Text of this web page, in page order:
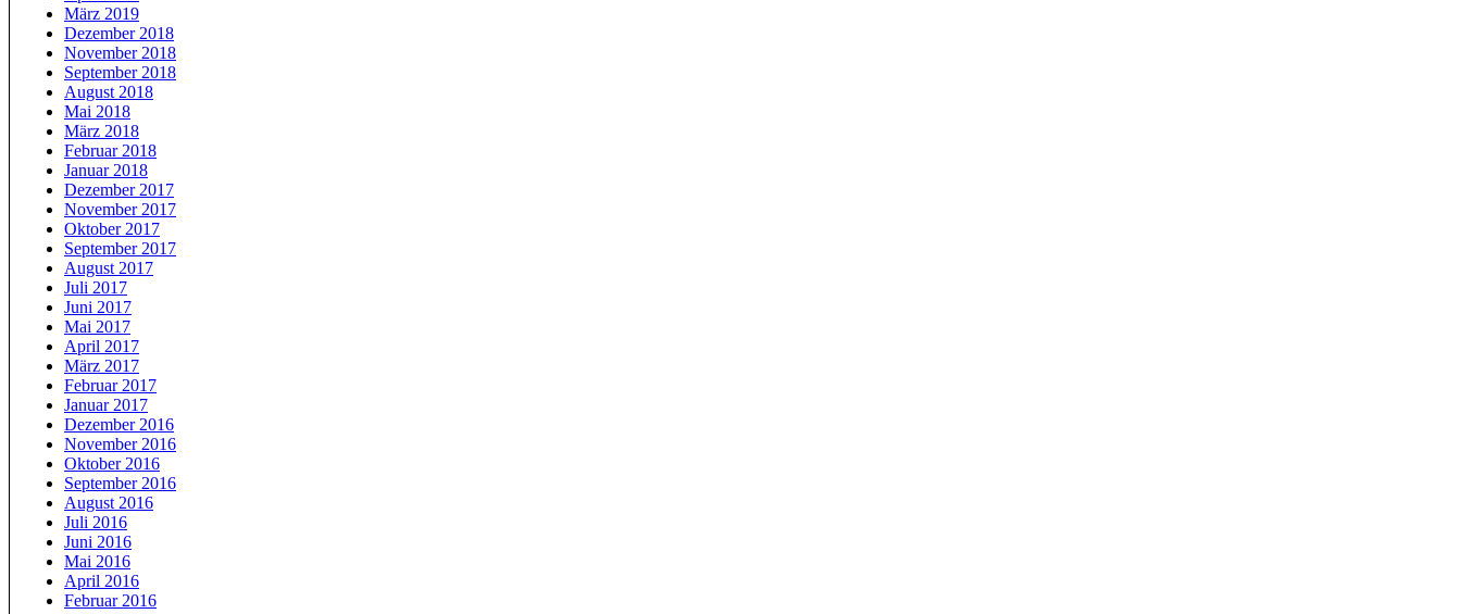
März 2019
Dezember 2018
November 2018
September 2018
August 2018
Mai 2018
März 2018
Februar 2018
Januar 2018
Dezember 2017
November 2017
Oktober 2017
September 2017
August 2017
Juli 2017
Juni 2017
Mai 2017
April 2017
März 2017
Februar 2017
Januar 2017
Dezember 2016
November 2016
Oktober 2016
September 2016
August 2016
Juli 2016
Juni 2016
Mai 2016
April 2016
Februar 2016